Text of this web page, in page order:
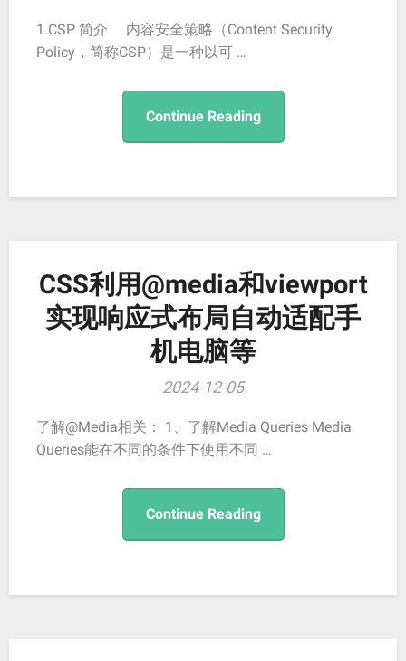
1.CSP 简介 内容安全策略（Content Security
Policy，简称CSP）是一种以可 …
Continue Reading
CSS利用@media和viewport
实现响应式布局自动适配手
机电脑等
2024-12-05
了解@Media相关： 1、了解Media Queries Media
Queries能在不同的条件下使用不同 …
Continue Reading